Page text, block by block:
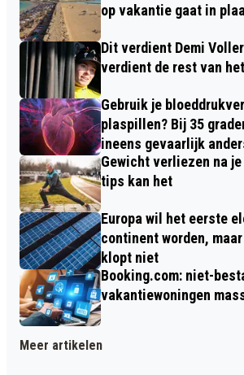
op vakantie gaat in
Dit verdient Demi
verdient de rest van
Gebruik je
plaspillen? Bij 35
ineens gevaarlijk
Gewicht verliezen na
tips kan het
Europa wil het eerste
continent worden,
klopt niet
Booking.com: niet-
vakantiewoningen
Meer artikelen